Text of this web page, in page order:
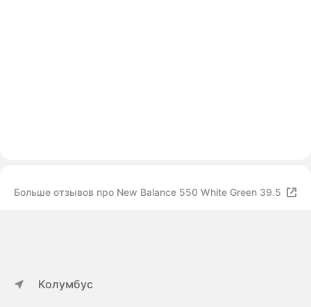
Больше отзывов про New Balance 550 White Green 39.5
Колумбус